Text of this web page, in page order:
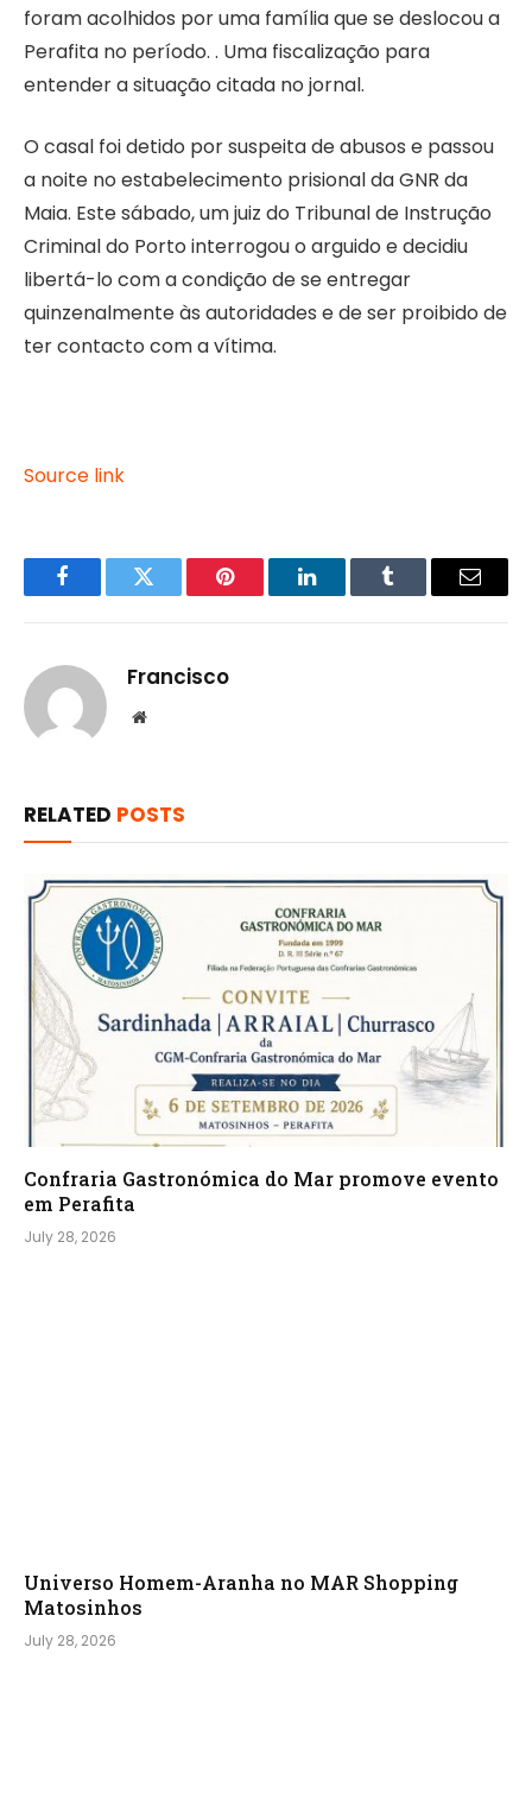
foram acolhidos por uma família que se deslocou a
Perafita no período. . Uma fiscalização para
entender a situação citada no jornal.
O casal foi detido por suspeita de abusos e passou
a noite no estabelecimento prisional da GNR da
Maia. Este sábado, um juiz do Tribunal de Instrução
Criminal do Porto interrogou o arguido e decidiu
libertá-lo com a condição de se entregar
quinzenalmente às autoridades e de ser proibido de
ter contacto com a vítima.
Source link
FacebookTwitter Pinterest LinkedInTumblr Email
Francisco
Website
RELATED POSTS
Confraria Gastronómica do Mar promove evento
em Perafita
July 28, 2026
Universo Homem-Aranha no MAR Shopping
Matosinhos
July 28, 2026